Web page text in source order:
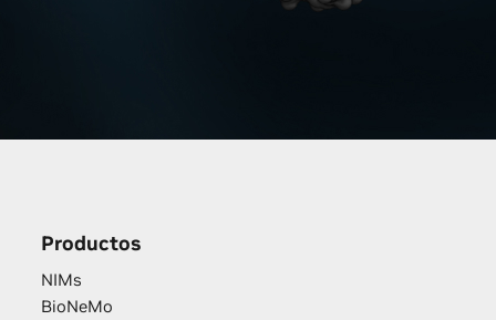
Productos
NIMs
BioNeMo